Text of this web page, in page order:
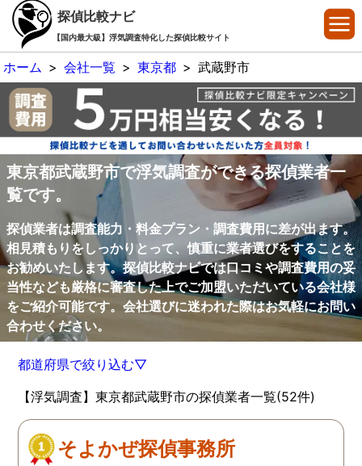
探偵比較ナビ
【国内最大級】浮気調査特化した探偵比較サイト
ホーム > 会社一覧 > 東京都 > 武蔵野市
東京都武蔵野市で浮気調査ができる探偵業者一
覧です。
探偵業者は調査能力・料金プラン・調査費用に差が出ます。
相見積もりをしっかりとって、慎重に業者選びをすることを
お勧めいたします。探偵比較ナビでは口コミや調査費用の妥
当性なども厳格に審査した上でご加盟いただいている会社様
をご紹介可能です。会社選びに迷われた際はお気軽にお問い
合わせください。
都道府県で絞り込む▽
【浮気調査】東京都武蔵野市の探偵業者一覧(52件)
そよかぜ探偵事務所